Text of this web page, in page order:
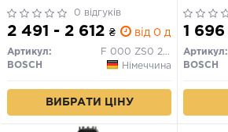
0 відгуків
2 491 - 2 612 ₴ від 0 дн.
Артикул:
F 000 ZS0 210
BOSCH
Німеччина
ВИБРАТИ ЦІНУ
1 696
Артикул:
BOSCH